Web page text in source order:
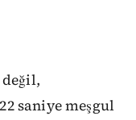
saniye meşgul